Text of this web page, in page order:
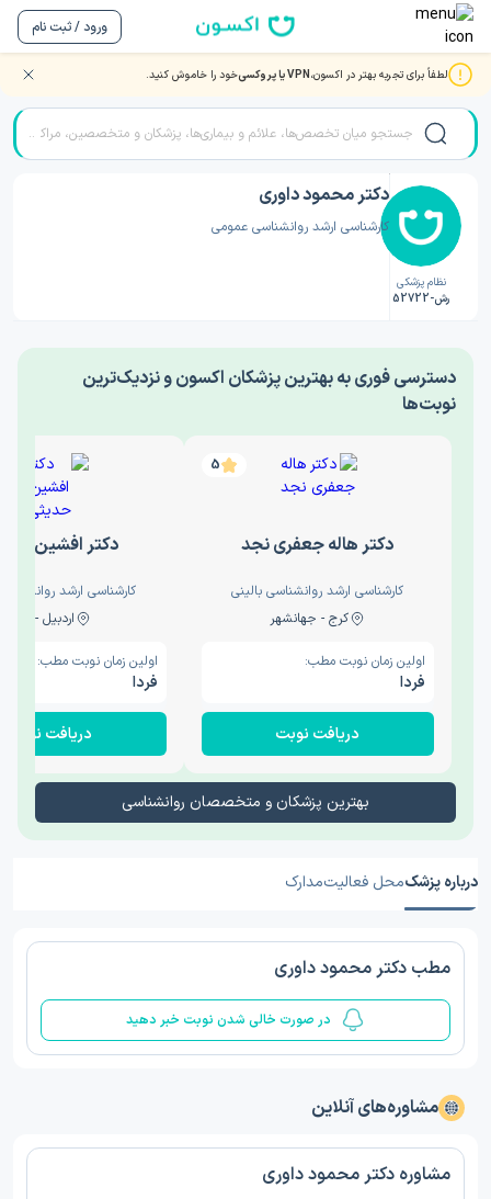
ورود / ثبت نام
لطفاً برای تجربه بهتر در اکسون،VPN یا پروکسی خود را خاموش کنید. صفحه اصلی/دکتر روانشناسی/دکتر محمود داوری
نظام پزشکی
رش-52722
دکتر محمود داوری
کارشناسی ارشد روانشناسی عمومی
‎دسترسی فوری به بهترین پزشکان اکسون و نزدیک‌ترین
نوبت‌ها
5
دکتر هاله جعفری نجد
کارشناسی ارشد روانشناسی بالینی
کرج - جهانشهر
اولین زمان نوبت مطب:
فردا
دریافت نوبت
دکتر افشین
کارشناسی ارشد
اردبیل - والی
اولین زمان نوبت مطب:
فردا
دریافت نوبت
بهترین پزشکان و متخصصان روانشناسی
درباره پزشکمحل فعالیتمدارک
مطب دکتر محمود داوری
در صورت خالی شدن نوبت خبر دهید
مشاوره‌های آنلاین
مشاوره دکتر محمود داوری